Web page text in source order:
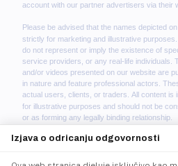
Izjava o odricanju odgovornosti